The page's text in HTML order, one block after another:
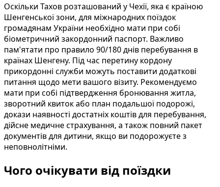
Оскільки Тахов розташований у Чехії, яка є країною
Шенгенської зони, для міжнародних поїздок
громадянам України необхідно мати при собі
біометричний закордонний паспорт. Важливо
пам'ятати про правило 90/180 днів перебування в
країнах Шенгену. Під час перетину кордону
прикордонні служби можуть поставити додаткові
питання щодо мети вашого візиту. Рекомендуємо
мати при собі підтвердження бронювання житла,
зворотний квиток або план подальшої подорожі,
докази наявності достатніх коштів для перебування,
дійсне медичне страхування, а також повний пакет
документів для дитини, якщо ви подорожуєте з
неповнолітніми.
Чого очікувати від поїздки